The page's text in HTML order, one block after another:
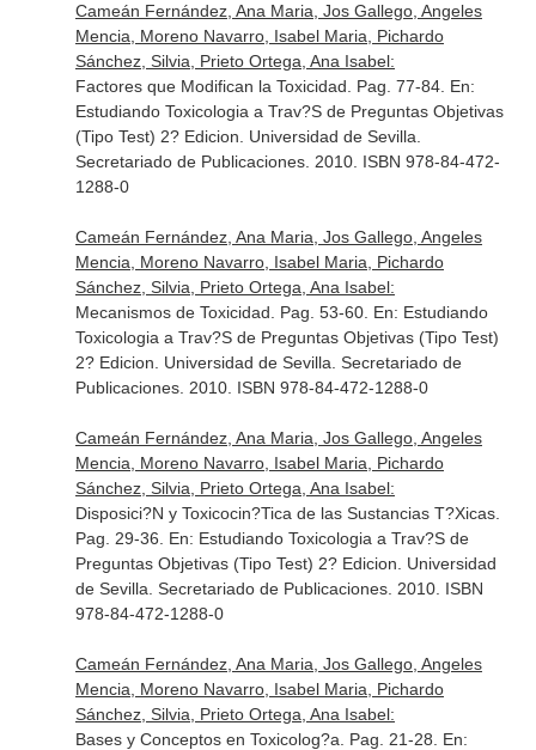
Cameán Fernández, Ana Maria, Jos Gallego, Angeles
Mencia, Moreno Navarro, Isabel Maria, Pichardo
Sánchez, Silvia, Prieto Ortega, Ana Isabel:
Factores que Modifican la Toxicidad. Pag. 77-84. En:
Estudiando Toxicologia a Trav?S de Preguntas Objetivas
(Tipo Test) 2? Edicion . Universidad de Sevilla.
Secretariado de Publicaciones. 2010. ISBN 978-84-472-
1288-0
Cameán Fernández, Ana Maria, Jos Gallego, Angeles
Mencia, Moreno Navarro, Isabel Maria, Pichardo
Sánchez, Silvia, Prieto Ortega, Ana Isabel:
Mecanismos de Toxicidad. Pag. 53-60. En: Estudiando
Toxicologia a Trav?S de Preguntas Objetivas (Tipo Test)
2? Edicion . Universidad de Sevilla. Secretariado de
Publicaciones. 2010. ISBN 978-84-472-1288-0
Cameán Fernández, Ana Maria, Jos Gallego, Angeles
Mencia, Moreno Navarro, Isabel Maria, Pichardo
Sánchez, Silvia, Prieto Ortega, Ana Isabel:
Disposici?N y Toxicocin?Tica de las Sustancias T?Xicas.
Pag. 29-36. En: Estudiando Toxicologia a Trav?S de
Preguntas Objetivas (Tipo Test) 2? Edicion . Universidad
de Sevilla. Secretariado de Publicaciones. 2010. ISBN
978-84-472-1288-0
Cameán Fernández, Ana Maria, Jos Gallego, Angeles
Mencia, Moreno Navarro, Isabel Maria, Pichardo
Sánchez, Silvia, Prieto Ortega, Ana Isabel:
Bases y Conceptos en Toxicolog?a. Pag. 21-28. En: